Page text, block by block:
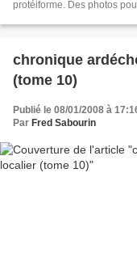
protéiforme. Des photos
chronique
(tome 10)
Publié le 08/01/2008 à
Par Fred Sabourin